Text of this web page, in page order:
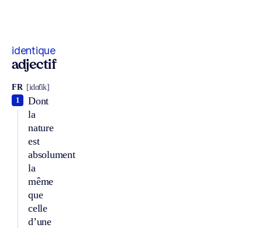
identique
adjectif
FR [idɑ̃tik]
Dont
la
nature
est
absolument
la
même
que
celle
d’une
1